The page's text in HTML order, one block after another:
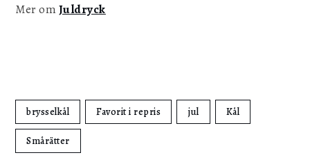
Mer om Juldryck
brysselkål Favorit i repris jul Kål
Smårätter